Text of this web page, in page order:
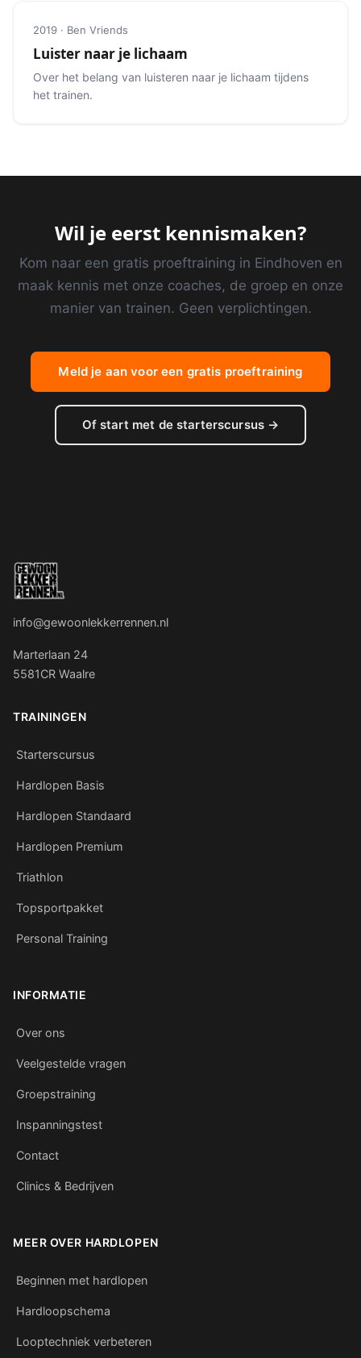
2019 · Ben Vriends
Luister naar je lichaam
Over het belang van luisteren naar je lichaam tijdens
het trainen.
Wil je eerst kennismaken?
Kom naar een gratis proeftraining in Eindhoven en
maak kennis met onze coaches, de groep en onze
manier van trainen. Geen verplichtingen.
Meld je aan voor een gratis proeftraining
Of start met de starterscursus →
info@gewoonlekkerrennen.nl
Marterlaan 24
5581CR Waalre
TRAININGEN
Starterscursus
Hardlopen Basis
Hardlopen Standaard
Hardlopen Premium
Triathlon
Topsportpakket
Personal Training
INFORMATIE
Over ons
Veelgestelde vragen
Groepstraining
Inspanningstest
Contact
Clinics & Bedrijven
MEER OVER HARDLOPEN
Beginnen met hardlopen
Hardloopschema
Looptechniek verbeteren